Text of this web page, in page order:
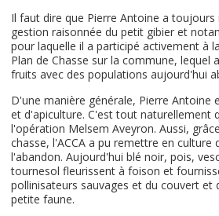
Il faut dire que Pierre Antoine a
gestion raisonnée du petit gibier et
pour laquelle il a participé activement à
Plan de Chasse sur la commune, lequel
fruits avec des populations aujourd'hui
D'une manière générale, Pierre Antoine
et d'apiculture. C'est tout naturellement
l'opération Melsem Aveyron. Aussi,
chasse, l'ACCA a pu remettre en culture
l'abandon. Aujourd'hui blé noir, pois,
tournesol fleurissent à foison et
pollinisateurs sauvages et du couvert et
petite faune.